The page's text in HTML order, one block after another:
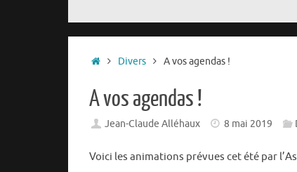
Accueil
Divers A vos agendas !
A vos agendas !
Jean-Claude Alléhaux 8 mai 2019
Voici les animations prévues cet été par